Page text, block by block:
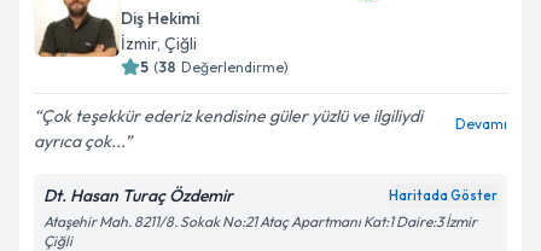
Diş Hekimi
İzmir, Çiğli
5 (38 Değerlendirme)
Çok teşekkür ederiz kendisine güler yüzlü ve ilgiliydi
ayrıca çok...
Devamı
Dt. Hasan Turaç Özdemir Haritada Göster
Ataşehir Mah. 8211/8. Sokak No:21 Ataç Apartmanı Kat:1 Daire:3 İzmir
Çiğli